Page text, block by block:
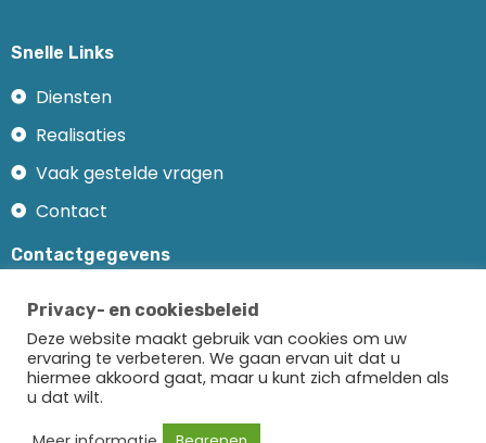
Snelle Links
Diensten
Realisaties
Vaak gestelde vragen
Contact
Contactgegevens
Vliegplein 53-9990 Maldegem
+32 50 71 34 41
+32 475 48 59 24
Privacy- en cookiesbeleid
Deze website maakt gebruik van cookies om uw
ervaring te verbeteren. We gaan ervan uit dat u
hiermee akkoord gaat, maar u kunt zich afmelden als
u dat wilt.